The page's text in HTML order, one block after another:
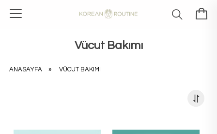
Vücut Bakımı
ANASAYFA » VÜCUT BAKIMI